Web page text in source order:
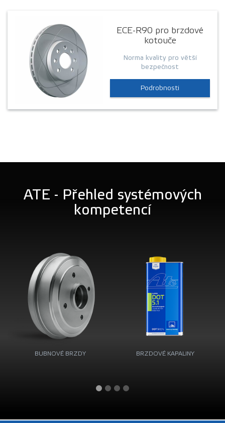
ECE-R90 pro brzdové
kotouče
Norma kvality pro větší
bezpečnost
Podrobnosti
ATE - Přehled systémových
kompetencí
BUBNOVÉ BRZDY BRZDOVÉ KAPALINY